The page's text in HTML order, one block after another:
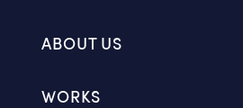
ABOUT US
WORKS